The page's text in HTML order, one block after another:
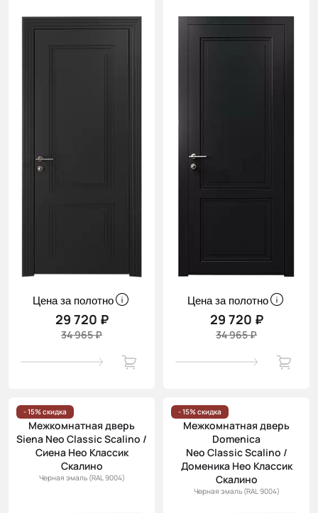
Цена за полотно
29 720 ₽
34 965 ₽
Цена за полотно
29 720 ₽
34 965 ₽
- 15% скидка
Межкомнатная дверь
Siena Neo Classic Scalino /
Сиена Нео Классик
Скалино
Черная эмаль (RAL 9004)
- 15% скидка
Межкомнатная дверь
Domenica
Neo Classic Scalino /
Доменика Нео Классик
Скалино
Черная эмаль (RAL 9004)